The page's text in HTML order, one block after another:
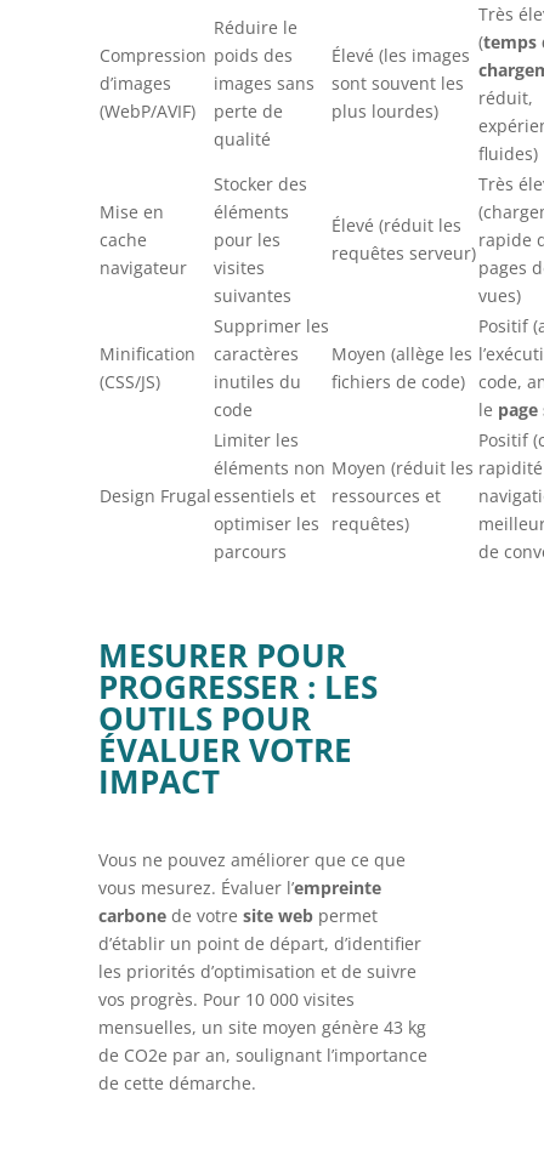
Compression
d’images
(WebP/AVIF)
Réduire le
poids des
images sans
perte de
qualité
Élevé (les images
sont souvent les
plus lourdes)
Très
(temps
réduit,
fluides)
Mise en
cache
navigateur
Stocker des
éléments
pour les
visites
suivantes
Élevé (réduit les
requêtes serveur)
Très
rapide
pages
vues)
Minification
(CSS/JS)
Supprimer les
caractères
inutiles du
code
Moyen (allège les
fichiers de code)
Positif
code,
le page
Design Frugal
Limiter les
éléments non
essentiels et
optimiser les
parcours
Moyen (réduit les
ressources et
requêtes)
Positif
de
MESURER POUR
PROGRESSER : LES
OUTILS POUR
ÉVALUER VOTRE
IMPACT
Vous ne pouvez améliorer que ce que
vous mesurez. Évaluer l’empreinte
carbonede votre site webpermet
d’établir un point de départ, d’identifier
les priorités d’optimisation et de suivre
vos progrès. Pour 10 000 visites
mensuelles, un site moyen génère 43 kg
de CO2e par an, soulignant l’importance
de cette démarche.